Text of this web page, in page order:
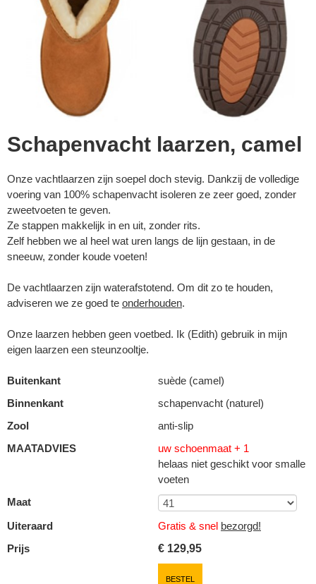
Schapenvacht laarzen, camel
Onze vachtlaarzen zijn soepel doch stevig. Dankzij de volledige
voering van 100% schapenvacht isoleren ze zeer goed, zonder
zweetvoeten te geven.
Ze stappen makkelijk in en uit, zonder rits.
Zelf hebben we al heel wat uren langs de lijn gestaan, in de
sneeuw, zonder koude voeten!
De vachtlaarzen zijn waterafstotend. Om dit zo te houden,
adviseren we ze goed te onderhouden.
Onze laarzen hebben geen voetbed. Ik (Edith) gebruik in mijn
eigen laarzen een steunzooltje.
Buitenkant
suède (camel)
Binnenkant
schapenvacht (naturel)
Zool
anti-slip
MAATADVIES
uw schoenmaat + 1
helaas niet geschikt voor smalle
voeten
Maat
Uiteraard
Gratis & snel bezorgd!
Prijs
€ 129,95
BESTEL